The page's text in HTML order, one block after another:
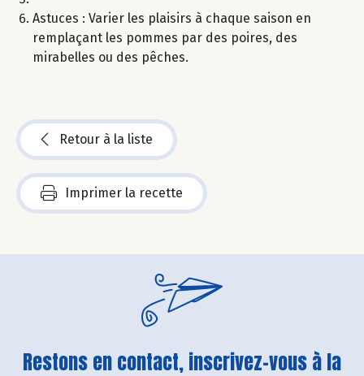
Astuces : Varier les plaisirs à chaque saison en
remplaçant les pommes par des poires, des
mirabelles ou des pêches.
Retour à la liste
Imprimer la recette
Restons en contact, inscrivez-vous à la